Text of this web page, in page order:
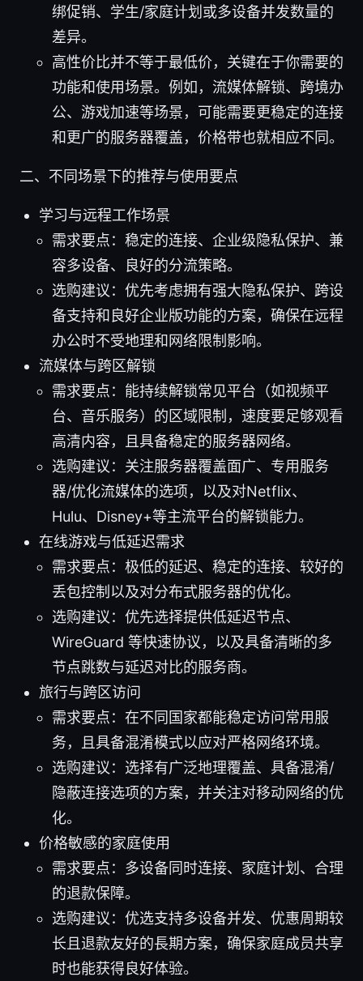
绑促销、学生/家庭计划或多设备并发数量的
差异。
高性价比并不等于最低价，关键在于你需要的
功能和使用场景。例如，流媒体解锁、跨境办
公、游戏加速等场景，可能需要更稳定的连接
和更广的服务器覆盖，价格带也就相应不同。
二、不同场景下的推荐与使用要点
学习与远程工作场景
需求要点：稳定的连接、企业级隐私保护、兼
容多设备、良好的分流策略。
选购建议：优先考虑拥有强大隐私保护、跨设
备支持和良好企业版功能的方案，确保在远程
办公时不受地理和网络限制影响。
流媒体与跨区解锁
需求要点：能持续解锁常见平台（如视频平
台、音乐服务）的区域限制，速度要足够观看
高清内容，且具备稳定的服务器网络。
选购建议：关注服务器覆盖面广、专用服务
器/优化流媒体的选项，以及对Netflix、
Hulu、Disney+等主流平台的解锁能力。
在线游戏与低延迟需求
需求要点：极低的延迟、稳定的连接、较好的
丢包控制以及对分布式服务器的优化。
选购建议：优先选择提供低延迟节点、
WireGuard 等快速协议，以及具备清晰的多
节点跳数与延迟对比的服务商。
旅行与跨区访问
需求要点：在不同国家都能稳定访问常用服
务，且具备混淆模式以应对严格网络环境。
选购建议：选择有广泛地理覆盖、具备混淆/
隐蔽连接选项的方案，并关注对移动网络的优
化。
价格敏感的家庭使用
需求要点：多设备同时连接、家庭计划、合理
的退款保障。
选购建议：优选支持多设备并发、优惠周期较
长且退款友好的長期方案，确保家庭成员共享
时也能获得良好体验。